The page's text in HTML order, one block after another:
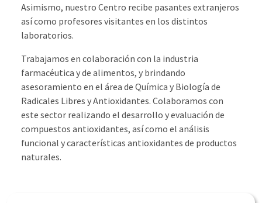
Asimismo, nuestro Centro recibe pasantes extranjeros
así como profesores visitantes en los distintos
laboratorios.
Trabajamos en colaboración con la industria
farmacéutica y de alimentos, y brindando
asesoramiento en el área de Química y Biología de
Radicales Libres y Antioxidantes. Colaboramos con
este sector realizando el desarrollo y evaluación de
compuestos antioxidantes, así como el análisis
funcional y características antioxidantes de productos
naturales.